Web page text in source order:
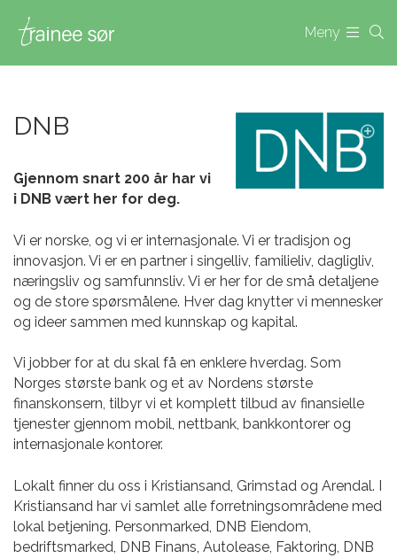
Meny
DNB
Gjennom snart 200 år har vi
i DNB vært her for deg.
Vi er norske, og vi er internasjonale. Vi er tradisjon og
innovasjon. Vi er en partner i singelliv, familieliv, dagligliv,
næringsliv og samfunnsliv. Vi er her for de små detaljene
og de store spørsmålene. Hver dag knytter vi mennesker
og ideer sammen med kunnskap og kapital.
Vi jobber for at du skal få en enklere hverdag. Som
Norges største bank og et av Nordens største
finanskonsern, tilbyr vi et komplett tilbud av finansielle
tjenester gjennom mobil, nettbank, bankkontorer og
internasjonale kontorer.
Lokalt finner du oss i Kristiansand, Grimstad og Arendal. I
Kristiansand har vi samlet alle forretningsområdene med
lokal betjening. Personmarked, DNB Eiendom,
bedriftsmarked, DNB Finans, Autolease, Faktoring, DNB